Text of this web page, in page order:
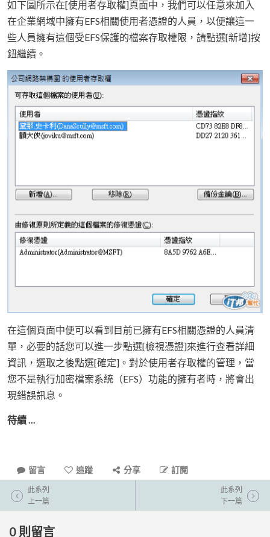
如下圖所示在[使用者存取權]頁面中，我們可以任意來加入
在企業網域中擁有EFS相關使用者憑證的人員，以便讓這一
些人員擁有這個受EFS保護的檔案存取權限，請點選[新增]按
鈕繼續。
在這個頁面中便可以看到目前已擁有EFS相關憑證的人員清
單，必要的話您可以進一步點選[檢視憑證]來進行查看詳細
資訊，選取之後點選[確定]。對於使用者存取權的管理，當
您不是執行加密檔案系統（EFS）功能的擁有者時，將會出
現錯誤訊息。
待續 ...
留言 追蹤 分享 訂閱
此系列
上一篇
此系列
下一篇
0 則留言